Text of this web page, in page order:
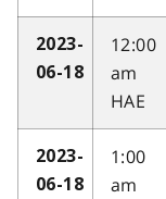
2023-
06-18
12:00
am
HAE
2023-
06-18
1:00
am